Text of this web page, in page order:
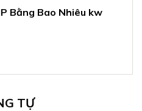
Bằng Bao Nhiêu kw
TỰ